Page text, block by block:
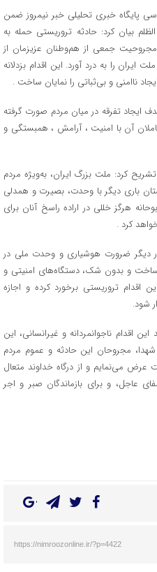
پایگاه خبری تحلیلی خبر نیمروز ضمن
بیان کرد: حادثه تروریستی حمله به
جمعی از هم‌وطنان عزیزمان از
را به درد آورد. این اقدام بزدلانه
ناامنی و بی‌ثباتی را نمایان ساخت .
ایجاد تفرقه در میان مردم صورت گرفته
آن با امنیت ، آرامش ، همبستگی و
کرد: ملت بزرگ ایران، به‌ویژه مردم
باری دیگر با وحدت، بصیرت و همدلی
هرگز خللی در اراده راسخ آنان برای
کرد .
دیگر ضرورت هوشیاری و وحدت ملی در
ساخت و بدون شک، دستگاه‌های امنیتی و
اقدام تروریستی برخورد کرده و اجازه
شود.
اقدام ناجوانمردانه و غیرانسانی، این
مجروحان این حادثه و عموم مردم
می‌نمایم و از درگاه خداوند متعال
عاجل، و برای بازماندگان صبر و اجر
https://nimroozonline.ir/?p=4422